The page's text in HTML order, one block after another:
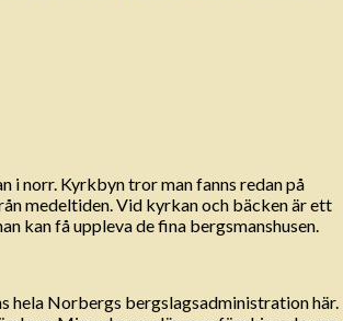
i norr. Kyrkbyn tror man fanns redan på
medeltiden. Vid kyrkan och bäcken är ett
kan få uppleva de fina bergsmanshusen.
hela Norbergs bergslagsadministration här.